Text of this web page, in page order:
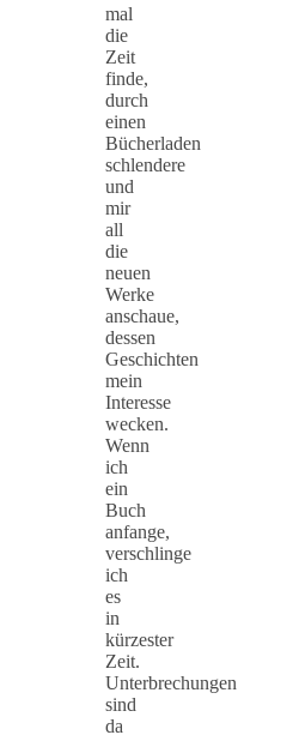
mal
die
Zeit
finde,
durch
einen
Bücherladen
schlendere
und
mir
all
die
neuen
Werke
anschaue,
dessen
Geschichten
mein
Interesse
wecken.
Wenn
ich
ein
Buch
anfange,
verschlinge
ich
es
in
kürzester
Zeit.
Unterbrechungen
sind
da